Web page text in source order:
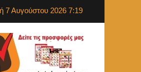
7 Αυγούστου 2026 7:19